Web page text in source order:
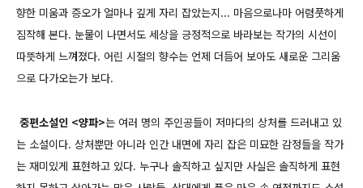
향한 미움과 증오가 얼마나 깊게 자리 잡았는지... 마음으로나마 어렴풋하게
짐작해 본다. 눈물이 나면서도 세상을 긍정적으로 바라보는 작가의 시선이
따뜻하게 느껴졌다. 어린 시절의 향수는 언제 더듬어 보아도 새로운 그리움
으로 다가오는가 보다.
중편소설인 <양파>는 여러 명의 주인공들이 저마다의 상처를 드러내고 있
는 소설이다. 상처뿐만 아니라 인간 내면에 자리 잡은 미묘한 감정들을 작가
는 재미있게 표현하고 있다. 누구나 솔직하고 싶지만 사실은 솔직하게 표현